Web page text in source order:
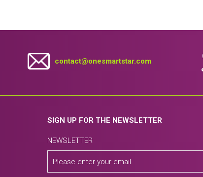
contact@onesmartstar.com
SIGN UP FOR THE NEWSLETTER
NEWSLETTER